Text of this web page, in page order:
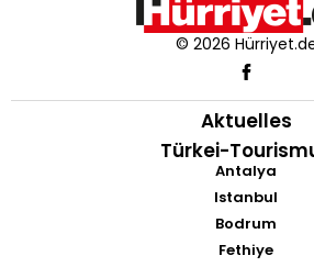
© 2026
Aktuelles
Türkei-
Antalya
Istanbul
Bodrum
Fethiye